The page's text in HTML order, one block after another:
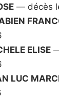
— décès
ELISE
LUC